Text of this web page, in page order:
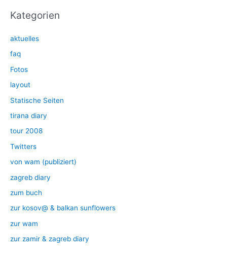
Kategorien
aktuelles
faq
Fotos
layout
Statische Seiten
tirana diary
tour 2008
Twitters
von wam (publiziert)
zagreb diary
zum buch
zur kosov@ & balkan sunflowers
zur wam
zur zamir & zagreb diary